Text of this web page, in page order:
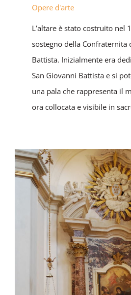
Opere d'arte
L’altare è stato costruito nel
sostegno della Confraternita
Battista. Inizialmente era
San Giovanni Battista e si
una pala che rappresenta il
ora collocata e visibile in